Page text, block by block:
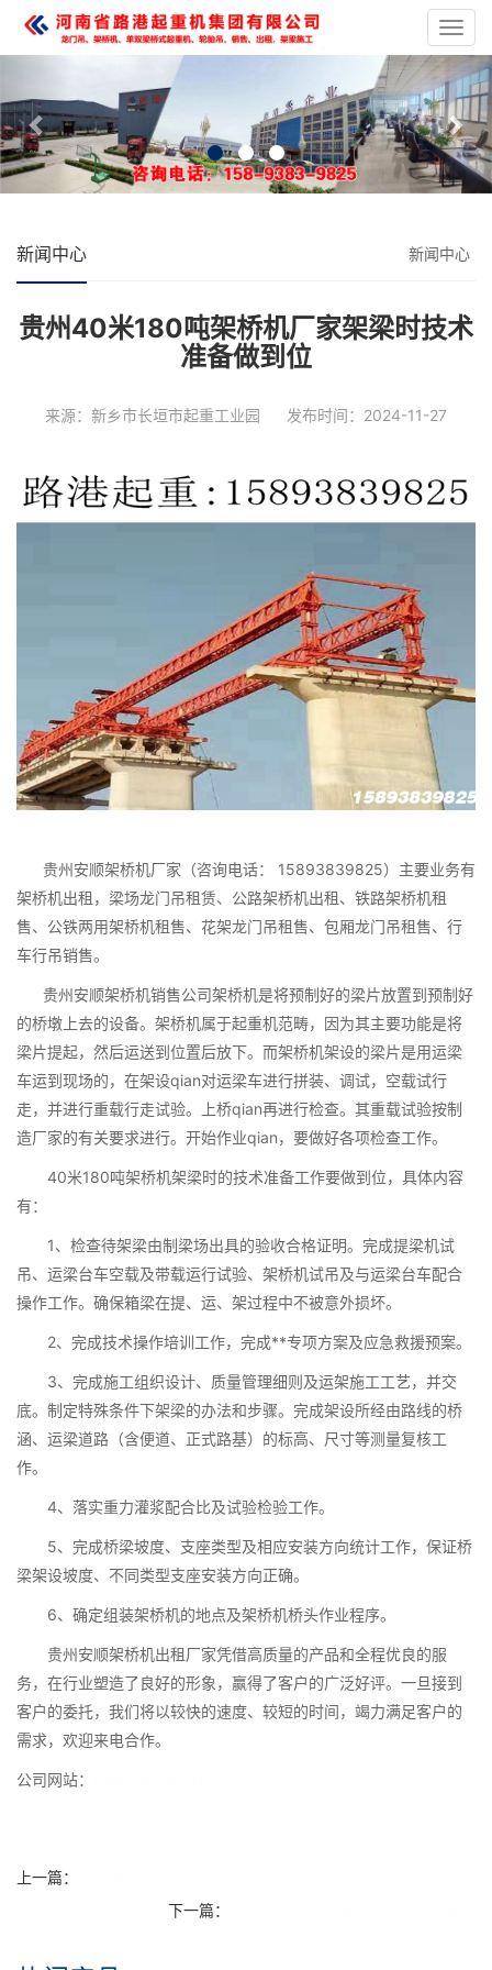
龙
门
吊
起
重
设
备
新闻中心 新闻中心
贵州40米180吨架桥机厂家架梁时技术
准备做到位
来源：新乡市长垣市起重工业园 发布时间：2024-11-27
贵州安顺架桥机厂家（咨询电话： 15893839825）主要业务有
架桥机出租，梁场龙门吊租赁、公路架桥机出租、铁路架桥机租
售、公铁两用架桥机租售、花架龙门吊租售、包厢龙门吊租售、行
车行吊销售。
贵州安顺架桥机销售公司架桥机是将预制好的梁片放置到预制好
的桥墩上去的设备。架桥机属于起重机范畴，因为其主要功能是将
梁片提起，然后运送到位置后放下。而架桥机架设的梁片是用运梁
车运到现场的，在架设qian对运梁车进行拼装、调试，空载试行
走，并进行重载行走试验。上桥qian再进行检查。其重载试验按制
造厂家的有关要求进行。开始作业qian，要做好各项检查工作。
40米180吨架桥机架梁时的技术准备工作要做到位，具体内容
有：
1、检查待架梁由制梁场出具的验收合格证明。完成提梁机试
吊、运梁台车空载及带载运行试验、架桥机试吊及与运梁台车配合
操作工作。确保箱梁在提、运、架过程中不被意外损坏。
2、完成技术操作培训工作，完成**专项方案及应急救援预案。
3、完成施工组织设计、质量管理细则及运架施工工艺，并交
底。制定特殊条件下架梁的办法和步骤。完成架设所经由路线的桥
涵、运梁道路（含便道、正式路基）的标高、尺寸等测量复核工
作。
4、落实重力灌浆配合比及试验检验工作。
5、完成桥梁坡度、支座类型及相应安装方向统计工作，保证桥
梁架设坡度、不同类型支座安装方向正确。
6、确定组装架桥机的地点及架桥机桥头作业程序。
贵州安顺架桥机出租厂家凭借高质量的产品和全程优良的服
务，在行业塑造了良好的形象，赢得了客户的广泛好评。一旦接到
客户的委托，我们将以较快的速度、较短的时间，竭力满足客户的
需求，欢迎来电合作。
公司网站：
上一篇：
下一篇：